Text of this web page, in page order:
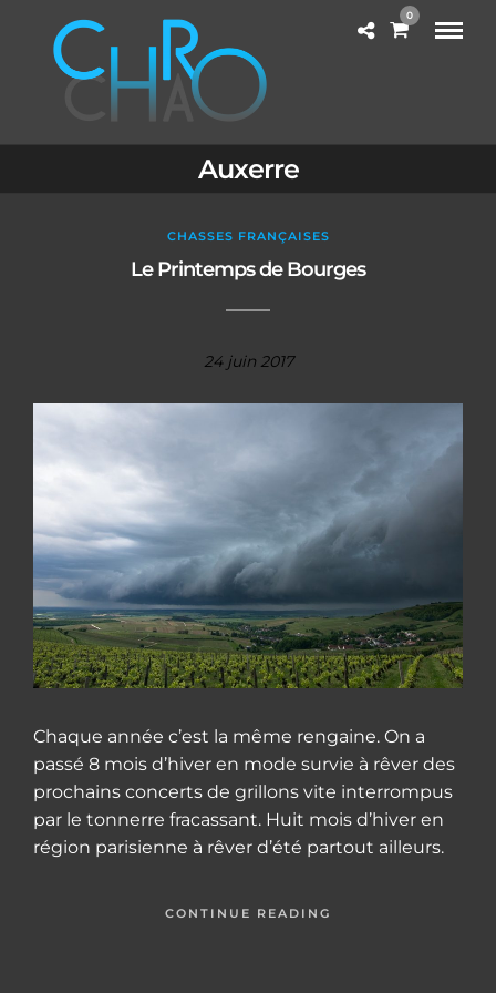
0
Auxerre
CHASSES FRANÇAISES
Le Printemps de Bourges
24 juin 2017
Chaque année c’est la même rengaine. On a
passé 8 mois d’hiver en mode survie à rêver des
prochains concerts de grillons vite interrompus
par le tonnerre fracassant. Huit mois d’hiver en
région parisienne à rêver d’été partout ailleurs.
CONTINUE READING